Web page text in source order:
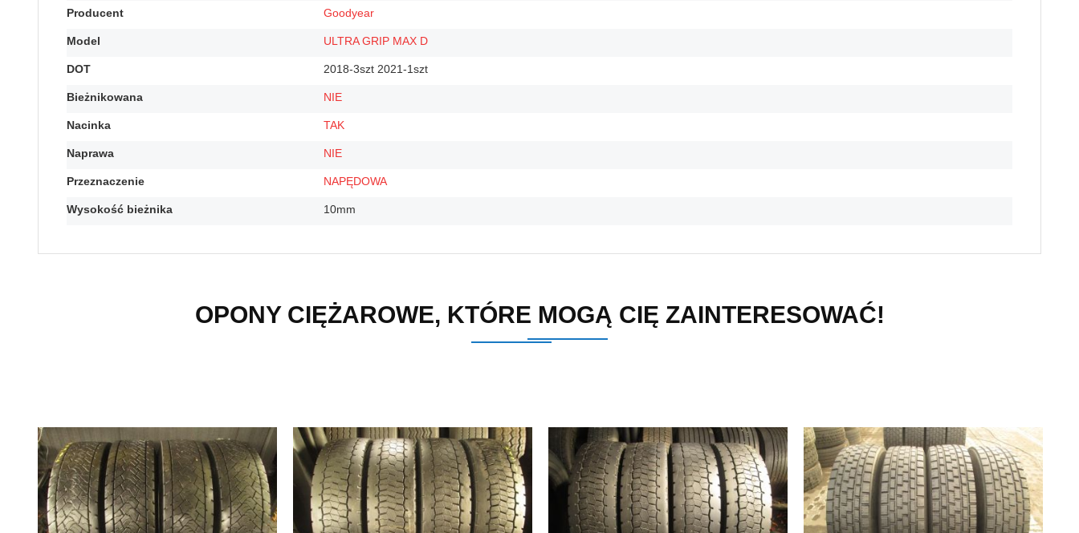
Producent Goodyear
Model ULTRA GRIP MAX D
DOT 2018-3szt 2021-1szt
Bieżnikowana NIE
Nacinka TAK
Naprawa NIE
Przeznaczenie NAPĘDOWA
Wysokość bieżnika 10mm
OPONY CIĘŻAROWE, KTÓRE MOGĄ CIĘ ZAINTERESOWAĆ!